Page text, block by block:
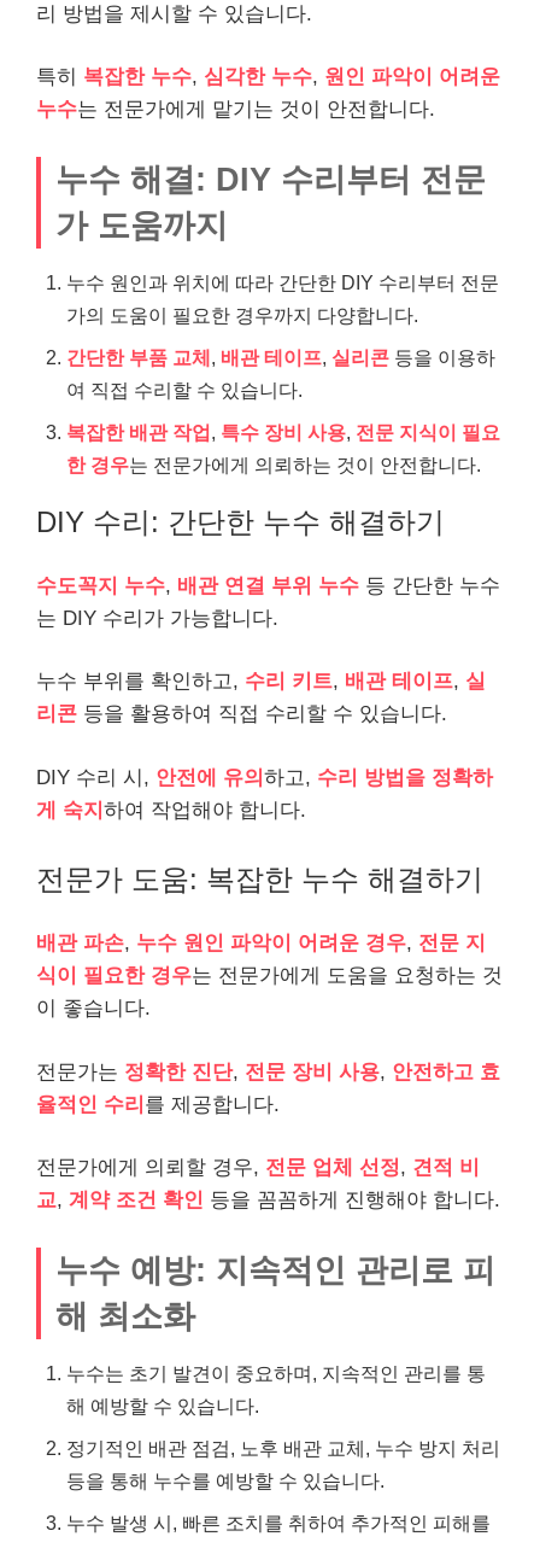
리 방법을 제시할 수 있습니다.
특히 복잡한 누수, 심각한 누수, 원인 파악이 어려운
누수는 전문가에게 맡기는 것이 안전합니다.
누수 해결: DIY 수리부터 전문
가 도움까지
누수 원인과 위치에 따라 간단한 DIY 수리부터 전문
가의 도움이 필요한 경우까지 다양합니다.
간단한 부품 교체
배관 테이프 실리콘 등을 이용하
여 직접 수리할 수 있습니다.
복잡한 배관 작업
특수 장비 사용 전문 지식이 필요
한 경우는 전문가에게 의뢰하는 것이 안전합니다.
DIY 수리: 간단한 누수 해결하기
수도꼭지 누수, 배관 연결 부위 누수 등 간단한 누수
는 DIY 수리가 가능합니다.
누수 부위를 확인하고, 수리 키트, 배관 테이프, 실
리콘 등을 활용하여 직접 수리할 수 있습니다.
DIY 수리 시, 안전에 유의 하고, 수리 방법을 정확하
게 숙지 하여 작업해야 합니다.
전문가 도움: 복잡한 누수 해결하기
배관 파손, 누수 원인 파악이 어려운 경우, 전문 지
식이 필요한 경우는 전문가에게 도움을 요청하는 것
이 좋습니다.
전문가는 정확한 진단, 전문 장비 사용, 안전하고 효
율적인 수리 를 제공합니다.
전문가에게 의뢰할 경우, 전문 업체 선정, 견적 비
교, 계약 조건 확인 등을 꼼꼼하게 진행해야 합니다.
누수 예방: 지속적인 관리로 피
해 최소화
누수는 초기 발견이 중요하며, 지속적인 관리를 통
해 예방할 수 있습니다.
정기적인 배관 점검, 노후 배관 교체, 누수 방지 처리
등을 통해 누수를 예방할 수 있습니다.
누수 발생 시, 빠른 조치를 취하여 추가적인 피해를